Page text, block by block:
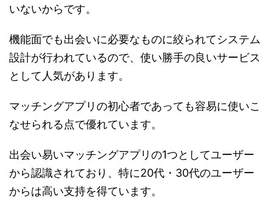
いないからです。
機能面でも出会いに必要なものに絞られてシステム
設計が行われているので、使い勝手の良いサービス
として人気があります。
マッチングアプリの初心者であっても容易に使いこ
なせられる点で優れています。
出会い易いマッチングアプリの1つとしてユーザー
から認識されており、特に20代・30代のユーザー
からは高い支持を得ています。